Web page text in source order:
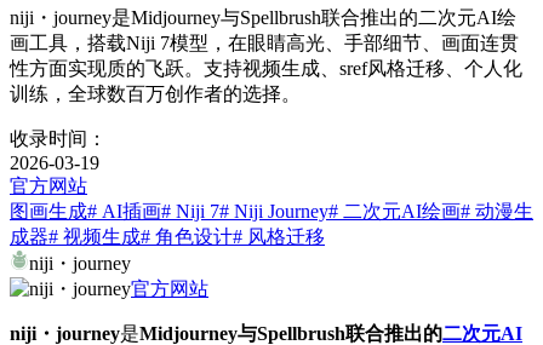
niji・journey是Midjourney与Spellbrush联合推出的二次元AI绘
画工具，搭载Niji 7模型，在眼睛高光、手部细节、画面连贯
性方面实现质的飞跃。支持视频生成、sref风格迁移、个人化
训练，全球数百万创作者的选择。
收录时间：
2026-03-19
官方网站
图画生成# AI插画# Niji 7# Niji Journey# 二次元AI绘画# 动漫生
成器# 视频生成# 角色设计# 风格迁移
niji・journey
官方网站
niji・journey是Midjourney与Spellbrush联合推出的二次元AI